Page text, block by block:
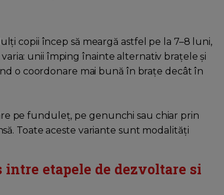
copii încep să meargă astfel pe la 7–8 luni,
unii împing înainte alternativ brațele și
o coordonare mai bună în brațe decât în
pe funduleț, pe genunchi sau chiar prin
Toate aceste variante sunt modalități
etapele de dezvoltare si